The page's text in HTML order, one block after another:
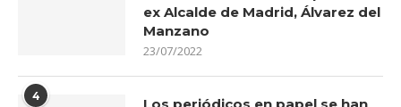
ex Alcalde de Madrid, Álvarez del
Manzano
23/07/2022
4